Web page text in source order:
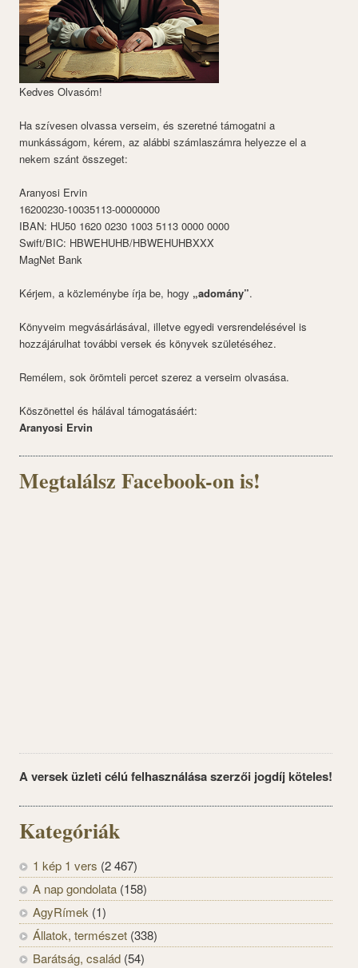
Kedves Olvasóm!
Ha szívesen olvassa verseim, és szeretné támogatni a
munkásságom, kérem, az alábbi számlaszámra helyezze el a
nekem szánt összeget:
Aranyosi Ervin
16200230-10035113-00000000
IBAN: HU50 1620 0230 1003 5113 0000 0000
Swift/BIC: HBWEHUHB/HBWEHUHBXXX
MagNet Bank
Kérjem, a közleménybe írja be, hogy „adomány”.
Könyveim megvásárlásával, illetve egyedi versrendelésével is
hozzájárulhat további versek és könyvek születéséhez.
Remélem, sok örömteli percet szerez a verseim olvasása.
Köszönettel és hálával támogatásáért:
Aranyosi Ervin
Megtalálsz Facebook-on is!
A versek üzleti célú felhasználása szerzői jogdíj köteles!
Kategóriák
1 kép 1 vers (2 467)
A nap gondolata (158)
AgyRímek (1)
Állatok, természet (338)
Barátság, család (54)